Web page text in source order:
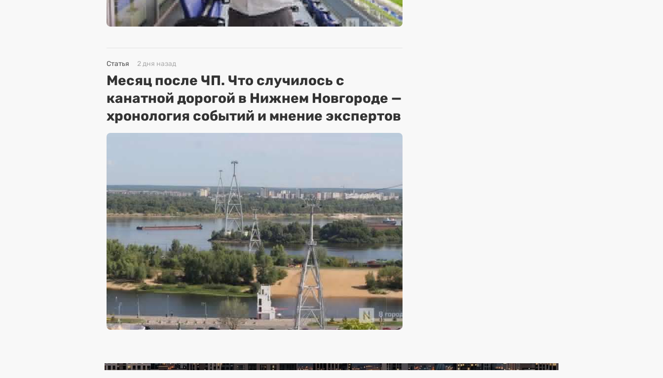
Статья 2 дня назад
Месяц после ЧП. Что случилось с
канатной дорогой в Нижнем Новгороде —
хронология событий и мнение экспертов